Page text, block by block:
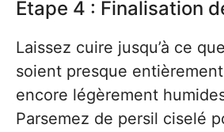
Étape 4 : Finalisation
Laissez cuire jusqu’à ce
soient presque
encore légèrement
Parsemez de persil ciselé